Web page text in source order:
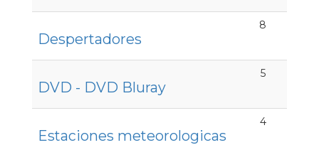
Despertadores
8
DVD - DVD Bluray
5
Estaciones meteorologicas
4